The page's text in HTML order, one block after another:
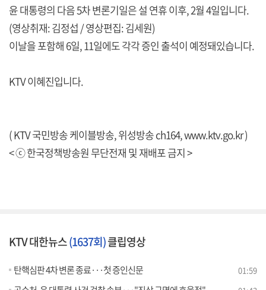
윤 대통령의 다음 5차 변론기일은 설 연휴 이후, 2월 4일입니다.
(영상취재: 김정섭 / 영상편집: 김세원)
이날을 포함해 6일, 11일에도 각각 증인 출석이 예정돼있습니다.
KTV 이혜진입니다.
( KTV 국민방송 케이블방송, 위성방송 ch164,www.ktv.go.kr)
< ⓒ 한국정책방송원 무단전재 및 재배포 금지 >
KTV 대한뉴스(1637회)클립영상
탄핵심판 4차 변론 종료···첫 증인신문 01:59